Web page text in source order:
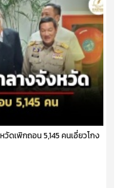
ดเพิกถอน 5,145 คนเอี่ยวโกง